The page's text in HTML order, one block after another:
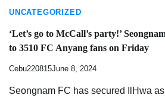
UNCATEGORIZED
‘Let’s go to McCall’s party!’
to 3510 FC Anyang fans on Friday
Cebu220815June 8, 2024
Seongnam FC has secured IlHwa